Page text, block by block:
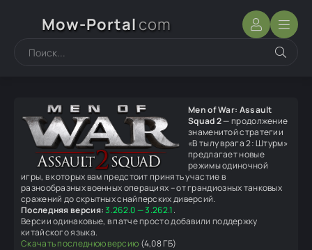
Mow-Portal com
Men of War: Assault
Squad 2— продолжение
знаменитой стратегии
«В тылу врага 2: Штурм»
предлагает новые
режимы одиночной
игры, в которых вам предстоит принять участие в
разнообразных военных операциях – от грандиозных танковых
сражений до скрытных снайперских диверсий.
Последняя версия:3.262.0 — 3.262.1.
Версии одинаковые, в патче просто добавили поддержку
китайского языка.
Скачать последнюю версию (4,08 ГБ)